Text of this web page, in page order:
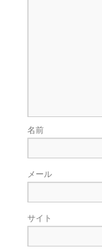
名前
メール
サイト